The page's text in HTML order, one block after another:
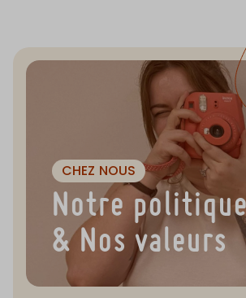
CHEZ NOUS
Notre
& Nos valeurs